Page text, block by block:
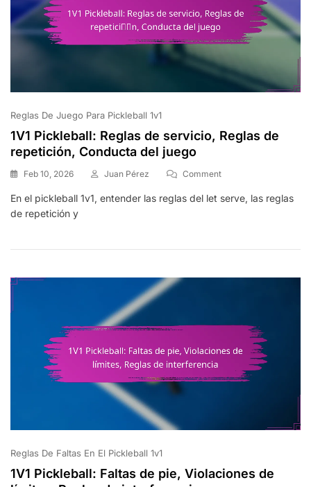
Reglas De Juego Para Pickleball 1v1
1V1 Pickleball: Reglas de servicio, Reglas de
repetición, Conducta del juego
Feb 10, 2026 Juan Pérez CommentOn
Pickleball:
Reglas
Repetición,
En el pickleball 1v1, entender las reglas del let serve, las reglas
de repetición y
Reglas De Faltas En El Pickleball 1v1
1V1 Pickleball: Faltas de pie, Violaciones de